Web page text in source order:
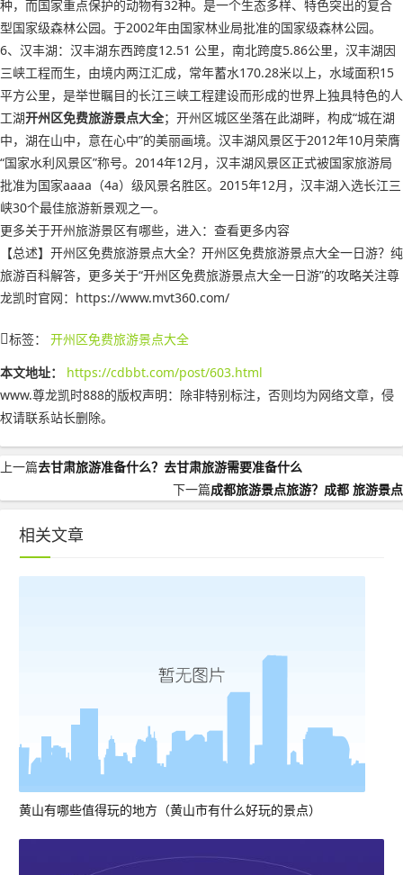
种，而国家重点保护的动物有32种。是一个生态多样、特色突出的复合
型国家级森林公园。于2002年由国家林业局批准的国家级森林公园。
6、汉丰湖：汉丰湖东西跨度12.51 公里，南北跨度5.86公里，汉丰湖因
三峡工程而生，由境内两江汇成，常年蓄水170.28米以上，水域面积15
平方公里，是举世瞩目的长江三峡工程建设而形成的世界上独具特色的人
工湖开州区免费旅游景点大全；开州区城区坐落在此湖畔，构成“城在湖
中，湖在山中，意在心中”的美丽画境。汉丰湖风景区于2012年10月荣膺
“国家水利风景区”称号。2014年12月，汉丰湖风景区正式被国家旅游局
批准为国家aaaa（4a）级风景名胜区。2015年12月，汉丰湖入选长江三
峡30个最佳旅游新景观之一。
更多关于开州旅游景区有哪些，进入：查看更多内容
【总述】开州区免费旅游景点大全？开州区免费旅游景点大全一日游？纯
旅游百科解答，更多关于“开州区免费旅游景点大全一日游”的攻略关注尊
龙凯时官网：https://www.mvt360.com/
标签： 开州区免费旅游景点大全
本文地址：
https://cdbbt.com/post/603.html
www.尊龙凯时888的版权声明： 除非特别标注，否则均为网络文章，侵
权请联系站长删除。
上一篇去甘肃旅游准备什么？去甘肃旅游需要准备什么
下一篇成都旅游景点旅游？成都 旅游景点
相关文章
黄山有哪些值得玩的地方（黄山市有什么好玩的景点）